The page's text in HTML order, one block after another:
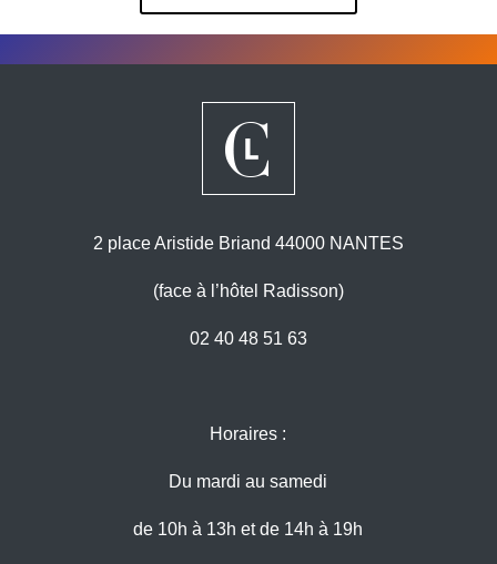
2 place Aristide Briand 44000 NANTES
(face à l’hôtel Radisson)
02 40 48 51 63
Horaires :
Du mardi au samedi
de 10h à 13h et de 14h à 19h